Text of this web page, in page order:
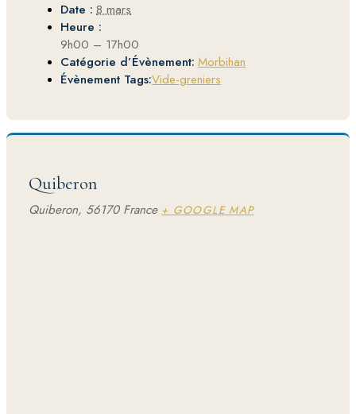
Date : 8 mars
Heure :
9h00 – 17h00
Catégorie d’Évènement: Morbihan
Évènement Tags:Vide-greniers
Quiberon
Quiberon, 56170 France + GOOGLE MAP